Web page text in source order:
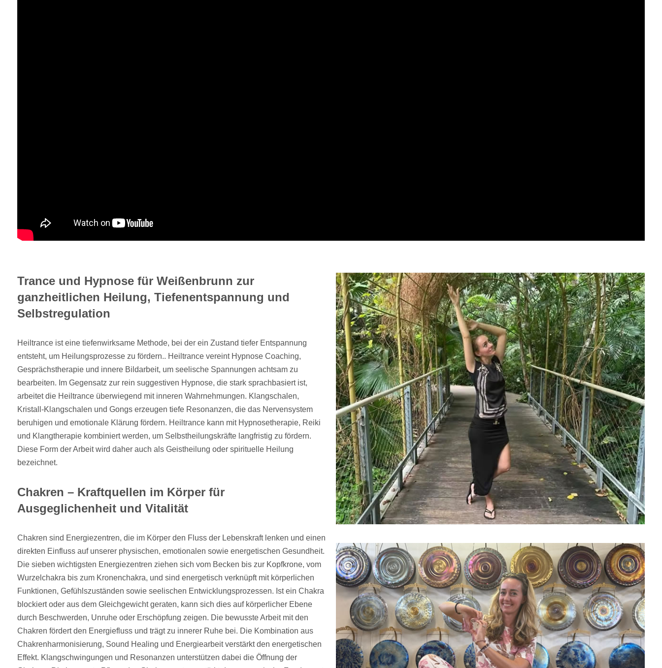
Trance und Hypnose für Weißenbrunn zur
ganzheitlichen Heilung, Tiefenentspannung und
Selbstregulation
Heiltrance ist eine tiefenwirksame Methode, bei der ein Zustand tiefer Entspannung
entsteht, um Heilungsprozesse zu fördern.. Heiltrance vereint Hypnose Coaching,
Gesprächstherapie und innere Bildarbeit, um seelische Spannungen achtsam zu
bearbeiten. Im Gegensatz zur rein suggestiven Hypnose, die stark sprachbasiert ist,
arbeitet die Heiltrance überwiegend mit inneren Wahrnehmungen. Klangschalen,
Kristall-Klangschalen und Gongs erzeugen tiefe Resonanzen, die das Nervensystem
beruhigen und emotionale Klärung fördern. Heiltrance kann mit Hypnosetherapie, Reiki
und Klangtherapie kombiniert werden, um Selbstheilungskräfte langfristig zu fördern.
Diese Form der Arbeit wird daher auch als Geistheilung oder spirituelle Heilung
bezeichnet.
Chakren – Kraftquellen im Körper für
Ausgeglichenheit und Vitalität
Chakren sind Energiezentren, die im Körper den Fluss der Lebenskraft lenken und einen
direkten Einfluss auf unserer physischen, emotionalen sowie energetischen Gesundheit.
Die sieben wichtigsten Energiezentren ziehen sich vom Becken bis zur Kopfkrone, vom
Wurzelchakra bis zum Kronenchakra, und sind energetisch verknüpft mit körperlichen
Funktionen, Gefühlszuständen sowie seelischen Entwicklungsprozessen. Ist ein Chakra
blockiert oder aus dem Gleichgewicht geraten, kann sich dies auf körperlicher Ebene
durch Beschwerden, Unruhe oder Erschöpfung zeigen. Die bewusste Arbeit mit den
Chakren fördert den Energiefluss und trägt zu innerer Ruhe bei. Die Kombination aus
Chakrenharmonisierung, Sound Healing und Energiearbeit verstärkt den energetischen
Effekt. Klangschwingungen und Resonanzen unterstützen dabei die Öffnung der